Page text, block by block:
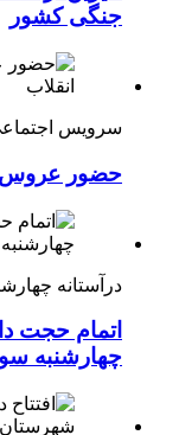
جنگی کشور
سرویس
حضور عروس و
درآستانه
اتمام حجت
چهارشنبه